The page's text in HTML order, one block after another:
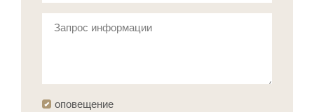
Запрос информации
оповещение